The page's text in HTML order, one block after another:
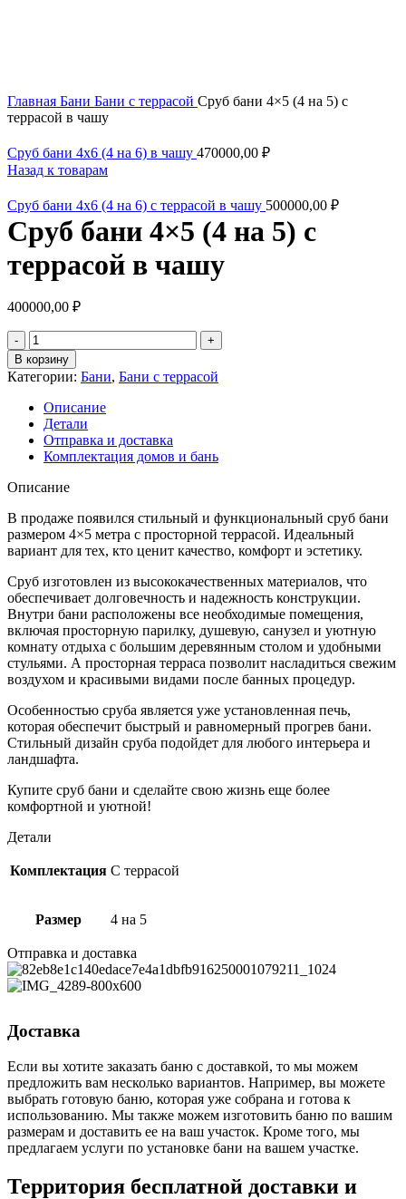
Главная Бани Бани с террасой Сруб бани 4×5 (4 на 5) с
террасой в чашу
Сруб бани 4x6 (4 на 6) в чашу 470000,00 ₽
Назад к товарам
Сруб бани 4x6 (4 на 6) с террасой в чашу 500000,00 ₽
Сруб бани 4×5 (4 на 5) с
террасой в чашу
400000,00 ₽
Количество
товара
Сруб
бани
4x5
(4
на
5)
террасой
чашу
В корзину
Категории: Бани, Бани с террасой
Описание
Детали
Отправка и доставка
Комплектация домов и бань
Описание
В продаже появился стильный и функциональный сруб бани
размером 4×5 метра с просторной террасой. Идеальный
вариант для тех, кто ценит качество, комфорт и эстетику.
Сруб изготовлен из высококачественных материалов, что
обеспечивает долговечность и надежность конструкции.
Внутри бани расположены все необходимые помещения,
включая просторную парилку, душевую, санузел и уютную
комнату отдыха с большим деревянным столом и удобными
стульями. А просторная терраса позволит насладиться свежим
воздухом и красивыми видами после банных процедур.
Особенностью сруба является уже установленная печь,
которая обеспечит быстрый и равномерный прогрев бани.
Стильный дизайн сруба подойдет для любого интерьера и
ландшафта.
Купите сруб бани и сделайте свою жизнь еще более
комфортной и уютной!
Детали
Комплектация С террасой
Размер 4 на 5
Отправка и доставка
Доставка
Если вы хотите заказать баню с доставкой, то мы можем
предложить вам несколько вариантов. Например, вы можете
выбрать готовую баню, которая уже собрана и готова к
использованию. Мы также можем изготовить баню по вашим
размерам и доставить ее на ваш участок. Кроме того, мы
предлагаем услуги по установке бани на вашем участке.
Территория бесплатной доставки и